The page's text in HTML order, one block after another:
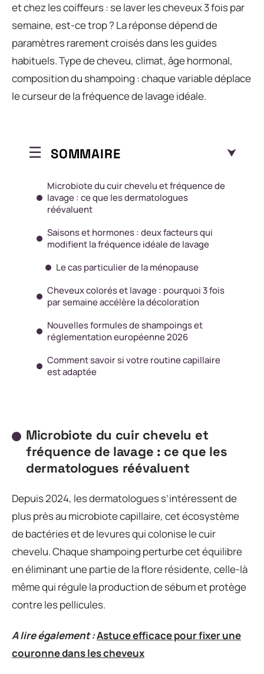
et chez les coiffeurs : se laver les cheveux 3 fois par
semaine, est-ce trop ? La réponse dépend de
paramètres rarement croisés dans les guides
habituels. Type de cheveu, climat, âge hormonal,
composition du shampoing : chaque variable déplace
le curseur de la fréquence de lavage idéale.
SOMMAIRE
Microbiote du cuir chevelu et fréquence de
lavage : ce que les dermatologues
réévaluent
Saisons et hormones : deux facteurs qui
modifient la fréquence idéale de lavage
Le cas particulier de la ménopause
Cheveux colorés et lavage : pourquoi 3 fois
par semaine accélère la décoloration
Nouvelles formules de shampoings et
réglementation européenne 2026
Comment savoir si votre routine capillaire
est adaptée
Microbiote du cuir chevelu et
fréquence de lavage : ce que les
dermatologues réévaluent
Depuis 2024, les dermatologues s’intéressent de
plus près au microbiote capillaire, cet écosystème
de bactéries et de levures qui colonise le cuir
chevelu. Chaque shampoing perturbe cet équilibre
en éliminant une partie de la flore résidente, celle-là
même qui régule la production de sébum et protège
contre les pellicules.
A lire également :Astuce efficace pour fixer une
couronne dans les cheveux